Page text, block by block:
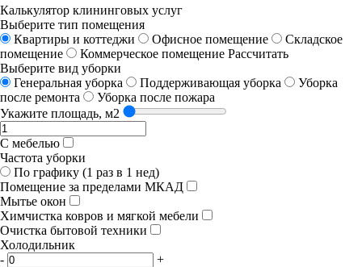
Калькулятор клининговых услуг
Выберите тип помещения
Квартиры и коттеджи
Офисное помещение
Складское
помещение
Коммерческое помещение Рассчитать
Выберите вид уборки
Генеральная уборка
Поддерживающая уборка
Уборка
после ремонта
Уборка после пожара
Укажите площадь, м2
С мебелью
Частота уборки
По графику (1 раз в 1 нед)
Помещение за пределами МКАД
Мытье окон
Химчистка ковров и мягкой мебели
Очистка бытовой техники
Холодильник
-
+